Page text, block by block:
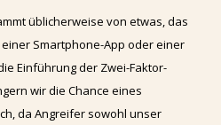
üblicherweise von etwas, das
Smartphone-App oder einer
Einführung der Zwei-Faktor-
wir die Chance eines
da Angreifer sowohl unser